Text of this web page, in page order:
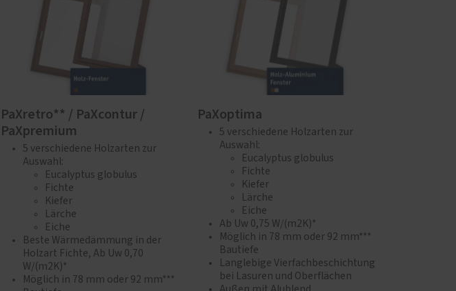
PaXretro** / PaXcontur /
PaXpremium
5 verschiedene Holzarten zur
Auswahl:
Eucalyptus globulus
Fichte
Kiefer
Lärche
Eiche
Beste Wärmedämmung in der
Holzart Fichte, Ab Uw 0,70
W/(m2K)*
Möglich in 78 mm oder 92 mm***
PaXoptima
5 verschiedene Holzarten zur
Auswahl:
Eucalyptus globulus
Fichte
Kiefer
Lärche
Eiche
Ab Uw 0,75 W/(m2K)*
Möglich in 78 mm oder 92 mm***
Bautiefe
Langlebige Vierfachbeschichtung
bei Lasuren und Oberflächen